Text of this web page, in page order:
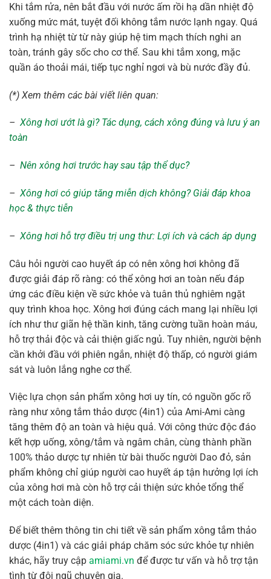
Khi tắm rửa, nên bắt đầu với nước ấm rồi hạ dần nhiệt độ
xuống mức mát, tuyệt đối không tắm nước lạnh ngay. Quá
trình hạ nhiệt từ từ này giúp hệ tim mạch thích nghi an
toàn, tránh gây sốc cho cơ thể. Sau khi tắm xong, mặc
quần áo thoải mái, tiếp tục nghỉ ngơi và bù nước đầy đủ.
(*) Xem thêm các bài viết liên quan:
– Xông hơi ướt là gì? Tác dụng, cách xông đúng và lưu ý an
toàn
– Nên xông hơi trước hay sau tập thể dục?
– Xông hơi có giúp tăng miễn dịch không? Giải đáp khoa
học & thực tiễn
– Xông hơi hỗ trợ điều trị ung thư: Lợi ích và cách áp dụng
Câu hỏi người cao huyết áp có nên xông hơi không đã
được giải đáp rõ ràng: có thể xông hơi an toàn nếu đáp
ứng các điều kiện về sức khỏe và tuân thủ nghiêm ngặt
quy trình khoa học. Xông hơi đúng cách mang lại nhiều lợi
ích như thư giãn hệ thần kinh, tăng cường tuần hoàn máu,
hỗ trợ thải độc và cải thiện giấc ngủ. Tuy nhiên, người bệnh
cần khởi đầu với phiên ngắn, nhiệt độ thấp, có người giám
sát và luôn lắng nghe cơ thể.
Việc lựa chọn sản phẩm xông hơi uy tín, có nguồn gốc rõ
ràng như xông tắm thảo dược (4in1) của Ami-Ami càng
tăng thêm độ an toàn và hiệu quả. Với công thức độc đáo
kết hợp uống, xông/tắm và ngâm chân, cùng thành phần
100% thảo dược tự nhiên từ bài thuốc người Dao đỏ, sản
phẩm không chỉ giúp người cao huyết áp tận hưởng lợi ích
của xông hơi mà còn hỗ trợ cải thiện sức khỏe tổng thể
một cách toàn diện.
Để biết thêm thông tin chi tiết về sản phẩm xông tắm thảo
dược (4in1) và các giải pháp chăm sóc sức khỏe tự nhiên
khác, hãy truy cập amiami.vn để được tư vấn và hỗ trợ tận
tình từ đội ngũ chuyên gia.